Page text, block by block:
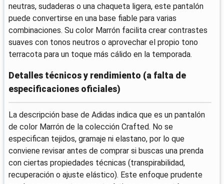
neutras, sudaderas o una chaqueta ligera, este pantalón
puede convertirse en una base fiable para varias
combinaciones. Su color Marrón facilita crear contrastes
suaves con tonos neutros o aprovechar el propio tono
terracota para un toque más cálido en la temporada.
Detalles técnicos y rendimiento (a falta de
especificaciones oficiales)
La descripción base de Adidas indica que es un pantalón
de color Marrón de la colección Crafted. No se
especifican tejidos, gramaje ni elastano, por lo que
conviene revisar antes de comprar si buscas una prenda
con ciertas propiedades técnicas (transpirabilidad,
recuperación o ajuste elástico). Este enfoque prudente